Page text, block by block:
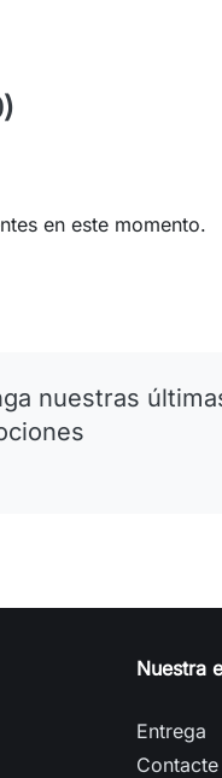
en este momento.
nuestras
Nuestra
Entrega